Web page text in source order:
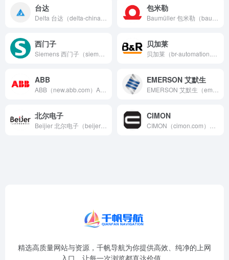
台达 包米勒
西门子 贝加莱
ABB EMERSON 艾默生
北尔电子 CIMON
精选高质量网站与资源，千帆导航为你提供高效、纯净的上网
入口，让每一次浏览都直达价值。